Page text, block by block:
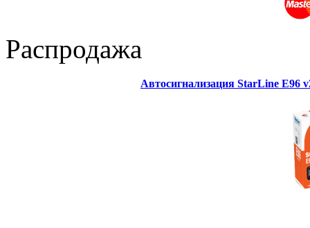
Распродажа
Автосигнализация StarLine E96